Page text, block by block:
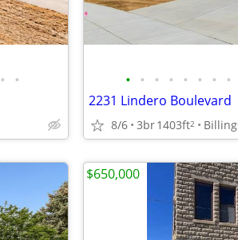
• • • • • • • • • •
2231 Lindero Boulevard
8/6 3br1403ft2
$650,000